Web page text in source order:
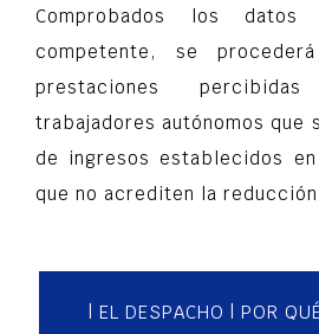
Comprobados los
competente, se
prestaciones
trabajadores autónomos que
de ingresos establecidos
que no acrediten la
EL DESPACHO POR